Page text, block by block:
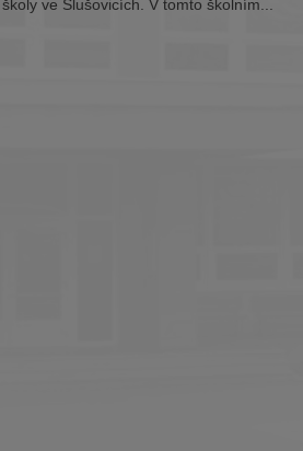
školy ve Slušovicích. V tomto školním...